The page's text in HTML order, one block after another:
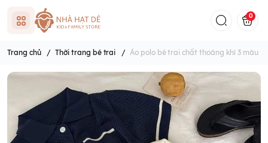
0
Trang chủ / Thời trang bé trai / Áo polo bé trai chất thoáng khí 3 màu